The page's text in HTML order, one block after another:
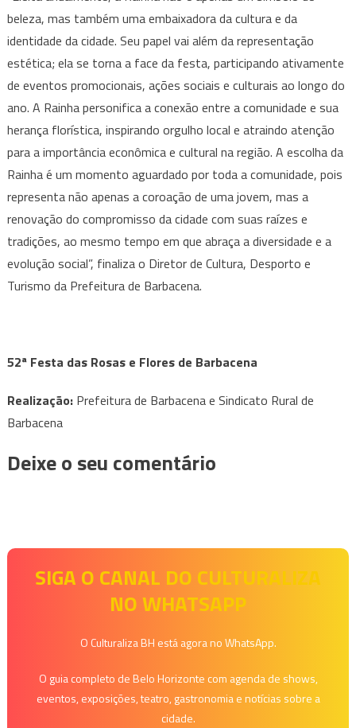
beleza, mas também uma embaixadora da cultura e da
identidade da cidade. Seu papel vai além da representação
estética; ela se torna a face da festa, participando ativamente
de eventos promocionais, ações sociais e culturais ao longo do
ano. A Rainha personifica a conexão entre a comunidade e sua
herança florística, inspirando orgulho local e atraindo atenção
para a importância econômica e cultural na região. A escolha da
Rainha é um momento aguardado por toda a comunidade, pois
representa não apenas a coroação de uma jovem, mas a
renovação do compromisso da cidade com suas raízes e
tradições, ao mesmo tempo em que abraça a diversidade e a
evolução social”, finaliza o Diretor de Cultura, Desporto e
Turismo da Prefeitura de Barbacena.
52ª Festa das Rosas e Flores de Barbacena
Realização:Prefeitura de Barbacena e Sindicato Rural de
Barbacena
Deixe o seu comentário
SIGA O CANAL DO CULTURALIZA
NO WHATSAPP
O Culturaliza BH está agora no WhatsApp.
O guia completo de Belo Horizonte com agenda de shows,
eventos, exposições, teatro, gastronomia e notícias sobre a
cidade.